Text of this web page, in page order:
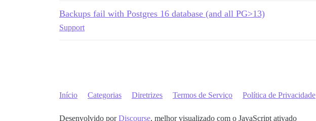
Backups fail with Postgres 16 database (and all PG>13)
Support
Início Categorias Diretrizes Termos de Serviço Política de Privacidade
Desenvolvido porDiscourse, melhor visualizado com o JavaScript ativado